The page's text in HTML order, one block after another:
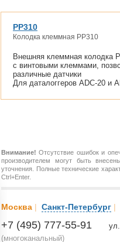
PP310
Колодка клеммная PP310
Внешняя клеммная колодка
с винтовыми клеммами,
различные датчики
Для даталоггеров ADC-20 и
Внимание! Отсутствие ошибок и
производителем могут быть
уточнения. Полные технические
Ctrl+Enter.
Москва | Санкт-Петербург |
+7 (495) 777-55-91
(многоканальный)